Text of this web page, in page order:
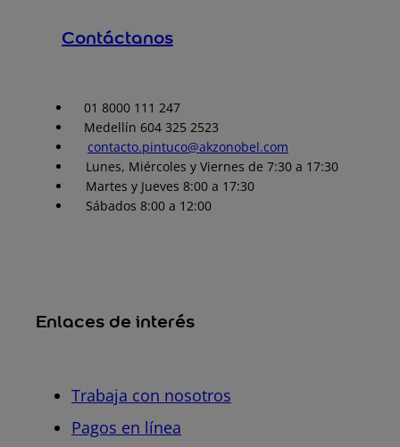
Contáctanos
01 8000 111 247
Medellín 604 325 2523
contacto.pintuco@akzonobel.com
Lunes, Miércoles y Viernes de 7:30 a 17:30
Martes y Jueves 8:00 a 17:30
Sábados 8:00 a 12:00
Enlaces de interés
Trabaja con nosotros
Pagos en línea